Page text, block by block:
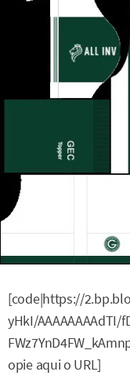
[code|https://
yHkI/AAAAAAAAdTI/
opie aqui o URL]